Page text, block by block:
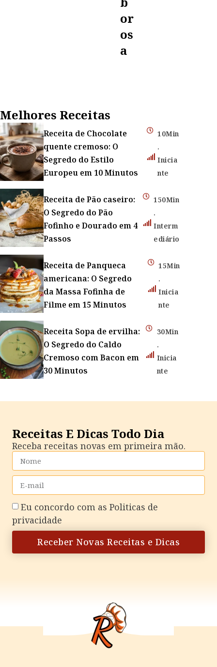
Or
Os
A
Melhores Receitas
Receita de Chocolate
quente cremoso: O
Segredo do Estilo
Europeu em 10 Minutos
10Min
.
Inicia
nte
Receita de Pão caseiro:
O Segredo do Pão
Fofinho e Dourado em 4
Passos
150Min
.
Interm
ediário
Receita de Panqueca
americana: O Segredo
da Massa Fofinha de
Filme em 15 Minutos
15Min
.
Inicia
nte
Receita Sopa de ervilha:
O Segredo do Caldo
Cremoso com Bacon em
30 Minutos
30Min
.
Inicia
nte
Receitas E Dicas Todo Dia
Receba receitas novas em primeira mão.
Eu concordo com as Politicas de
privacidade
Receber Novas Receitas e Dicas